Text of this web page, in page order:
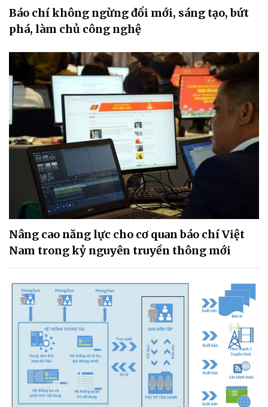
Báo chí không ngừng đổi mới, sáng tạo, bứt
phá, làm chủ công nghệ
Nâng cao năng lực cho cơ quan báo chí Việt
Nam trong kỷ nguyên truyền thông mới